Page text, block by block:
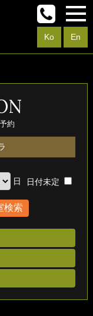
En
Ko
約
日 日付未定